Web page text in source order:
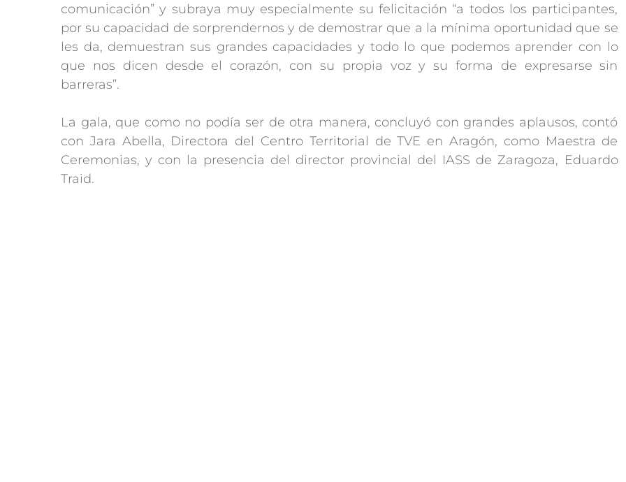
comunicación” y subraya muy especialmente su felicitación “a todos los participantes,
por su capacidad de sorprendernos y de demostrar que a la mínima oportunidad que se
les da, demuestran sus grandes capacidades y todo lo que podemos aprender con lo
que nos dicen desde el corazón, con su propia voz y su forma de expresarse sin
barreras”.
La gala, que como no podía ser de otra manera, concluyó con grandes aplausos, contó
con Jara Abella, Directora del Centro Territorial de TVE en Aragón, como Maestra de
Ceremonias, y con la presencia del director provincial del IASS de Zaragoza, Eduardo
Traid.